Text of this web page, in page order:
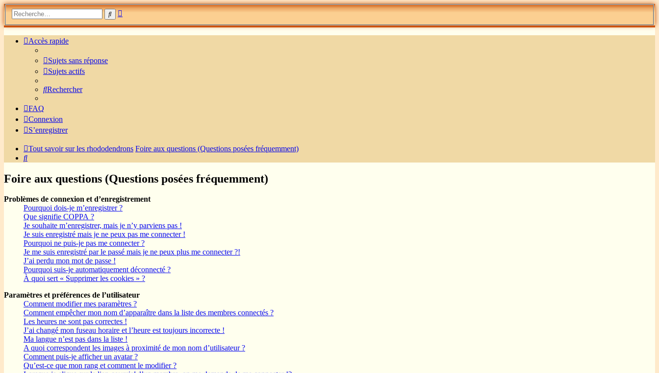
Rechercher
Recherche
Accès rapide
Sujets sans réponse
Sujets actifs
Rechercher
FAQ
Connexion
S’enregistrer
Tout savoir sur les rhododendrons Foire aux questions (Questions posées fréquemment)
Rechercher
Foire aux questions (Questions posées fréquemment)
Problèmes de connexion et d’enregistrement
Pourquoi dois-je m’enregistrer ?
Que signifie COPPA ?
Je souhaite m’enregistrer, mais je n’y parviens pas !
Je suis enregistré mais je ne peux pas me connecter !
Pourquoi ne puis-je pas me connecter ?
Je me suis enregistré par le passé mais je ne peux plus me connecter ?!
J’ai perdu mon mot de passe !
Pourquoi suis-je automatiquement déconnecté ?
À quoi sert « Supprimer les cookies » ?
Paramètres et préférences de l’utilisateur
Comment modifier mes paramètres ?
Comment empêcher mon nom d’apparaître dans la liste des membres connectés ?
Les heures ne sont pas correctes !
J’ai changé mon fuseau horaire et l’heure est toujours incorrecte !
Ma langue n’est pas dans la liste !
A quoi correspondent les images à proximité de mon nom d’utilisateur ?
Comment puis-je afficher un avatar ?
Qu’est-ce que mon rang et comment le modifier ?